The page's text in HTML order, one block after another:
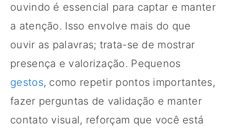
ouvindo é essencial para captar e manter
a atenção. Isso envolve mais do que
ouvir as palavras; trata-se de mostrar
presença e valorização. Pequenos
gestos, como repetir pontos importantes,
fazer perguntas de validação e manter
contato visual, reforçam que você está